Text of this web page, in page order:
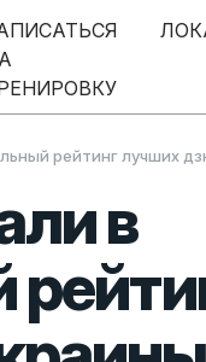
рейтинг лучших
в